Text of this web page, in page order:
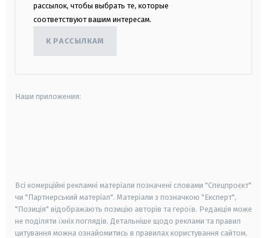
рассылок, чтобы выбрать те, которые
соответствуют вашим интересам.
К РАССЫЛКАМ
Наши приложения:
Всі комерційні рекламні матеріали позначені словами "Спецпроєкт"
чи "Партнерський матеріал". Матеріали з позначкою "Експерт",
"Позиція" відображають позицію авторів та героїв. Редакція може
не поділяти їхніх поглядів. Детальніше щодо реклами та правил
цитування можна ознайомитись в правилах користування сайтом.